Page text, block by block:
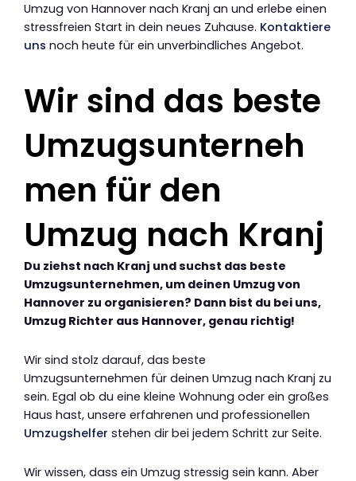
Umzug von Hannover nach Kranj an und erlebe einen
stressfreien Start in dein neues Zuhause. Kontaktiere
uns noch heute für ein unverbindliches Angebot.
Wir sind das beste
Umzugsunterneh
men für den
Umzug nach Kranj
Du ziehst nach Kranj und suchst das beste
Umzugsunternehmen, um deinen Umzug von
Hannover zu organisieren? Dann bist du bei uns,
Umzug Richter aus Hannover, genau richtig!
Wir sind stolz darauf, das beste
Umzugsunternehmen für deinen Umzug nach Kranj zu
sein. Egal ob du eine kleine Wohnung oder ein großes
Haus hast, unsere erfahrenen und professionellen
Umzugshelfer stehen dir bei jedem Schritt zur Seite.
Wir wissen, dass ein Umzug stressig sein kann. Aber